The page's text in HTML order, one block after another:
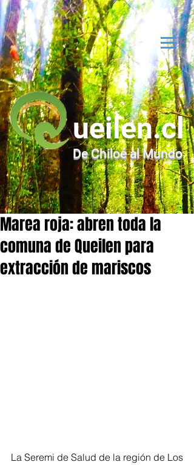
ueilen.cl
De Chiloé al Mundo
Marea roja: abren toda la
comuna de Queilen para
extracción de mariscos
La Seremi de Salud de la región de Los